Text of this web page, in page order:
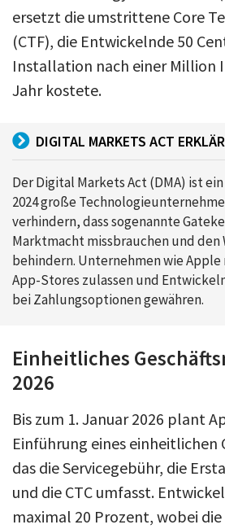
ersetzt die umstrittene Core
(CTF), die Entwickelnde 50
Installation nach einer Million
Jahr kostete.
DIGITAL MARKETS ACT
Der Digital Markets Act (DMA) ist
2024 große
verhindern, dass sogenannte
Marktmacht missbrauchen und
behindern. Unternehmen wie
App-Stores zulassen und
bei Zahlungsoptionen gewähren.
Einheitliches
2026
Bis zum 1. Januar 2026 plant
Einführung eines einheitlichen
das die Servicegebühr, die
und die CTC umfasst.
maximal 20 Prozent, wobei